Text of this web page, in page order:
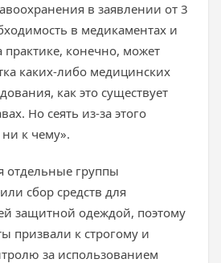
в заявлении от 3
в медикаментах и
практике, конечно, может
каких-либо медицинских
как это существует
Но сеять из-за этого
ни к чему».
отдельные группы
сбор средств для
защитной одеждой, поэтому
призвали к строгому и
за использованием